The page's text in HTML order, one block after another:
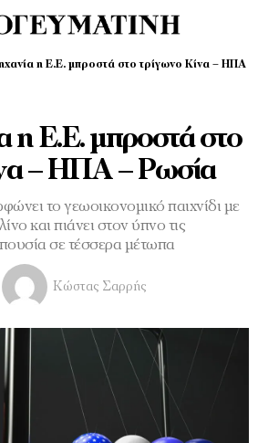
η Ε.Ε. µπροστά στο τρίγωνο Κίνα – ΗΠΑ
η Ε.Ε. µπροστά στο
– ΗΠΑ – Ρωσία
το γεωοικονοµικό παιχνίδι µε
και πιάνει στον ύπνο τις
σε τέσσερα µέτωπα
Κώστας Σαρρής